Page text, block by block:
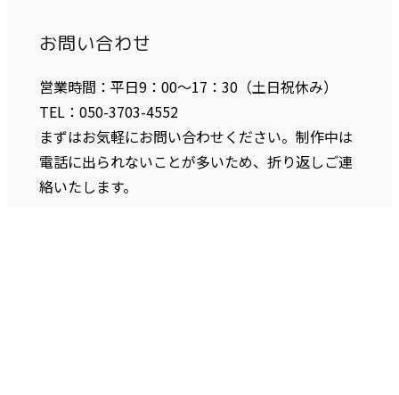
お問い合わせ
営業時間：平日9：00〜17：30（土日祝休み）
TEL：050-3703-4552
まずはお気軽にお問い合わせください。制作中は
電話に出られないことが多いため、折り返しご連
絡いたします。